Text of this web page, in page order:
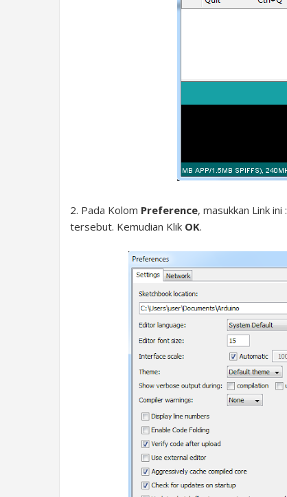
2. Pada Kolom Preference, masukkan Link ini :
tersebut. Kemudian Klik OK.